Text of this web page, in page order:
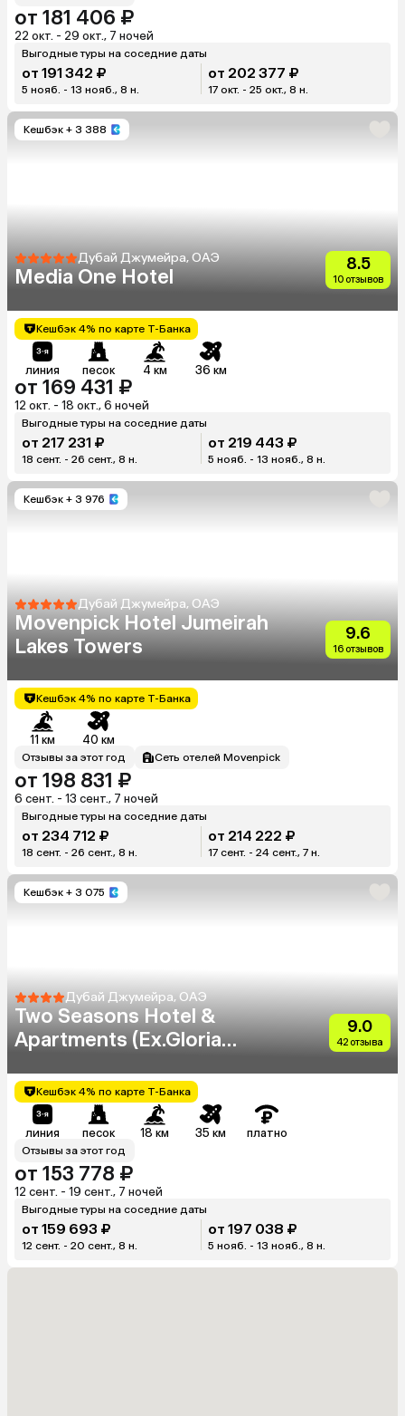
от 181 406 ₽
22 окт. - 29 окт., 7 ночей
Выгодные туры на соседние даты
от 191 342 ₽
5 нояб. - 13 нояб., 8 н.
от 202 377 ₽
17 окт. - 25 окт., 8 н.
Кешбэк + 3 388
Дубай Джумейра, ОАЭ
Media One Hotel
8.5
10 отзывов
Кешбэк 4% по карте Т-Банка
линия песок 4 км 36 км
от 169 431 ₽
12 окт. - 18 окт., 6 ночей
Выгодные туры на соседние даты
от 217 231 ₽
18 сент. - 26 сент., 8 н.
от 219 443 ₽
5 нояб. - 13 нояб., 8 н.
Кешбэк + 3 976
Дубай Джумейра, ОАЭ
Movenpick Hotel Jumeirah
Lakes Towers
9.6
16 отзывов
Кешбэк 4% по карте Т-Банка
11 км 40 км
Отзывы за этот год Сеть отелей Movenpick
от 198 831 ₽
6 сент. - 13 сент., 7 ночей
Выгодные туры на соседние даты
от 234 712 ₽
18 сент. - 26 сент., 8 н.
от 214 222 ₽
17 сент. - 24 сент., 7 н.
Кешбэк + 3 075
Дубай Джумейра, ОАЭ
Two Seasons Hotel &
Apartments (Ex.Gloria
Apartments)
9.0
42 отзыва
Кешбэк 4% по карте Т-Банка
линия песок 18 км 35 км платно
Отзывы за этот год
от 153 778 ₽
12 сент. - 19 сент., 7 ночей
Выгодные туры на соседние даты
от 159 693 ₽
12 сент. - 20 сент., 8 н.
от 197 038 ₽
5 нояб. - 13 нояб., 8 н.